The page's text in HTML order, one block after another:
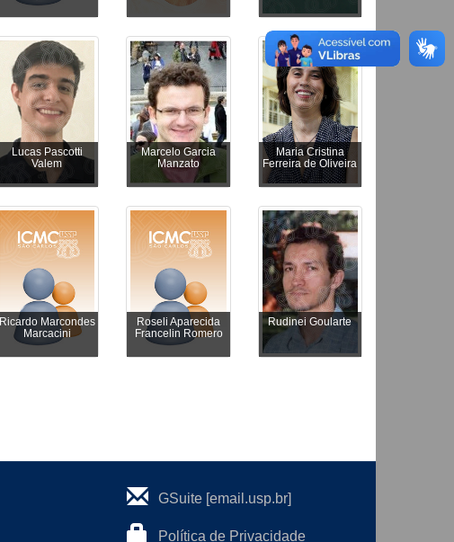
Lucas Pascotti
Valem
Marcelo Garcia
Manzato
Maria Cristina
Ferreira de Oliveira
Ricardo Marcondes
Marcacini
Roseli Aparecida
Francelin Romero
Rudinei Goularte
GSuite [email.usp.br]
Política de Privacidade